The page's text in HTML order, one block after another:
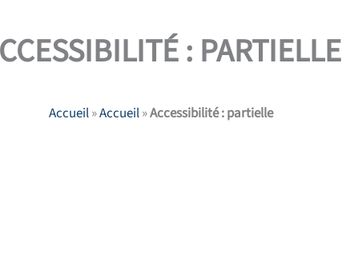
: PARTIELLE
Accueil»Accueil»Accessibilité : partielle